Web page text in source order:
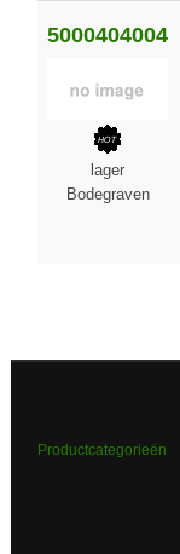
5000404004
lager
Bodegraven
Productcategorieën